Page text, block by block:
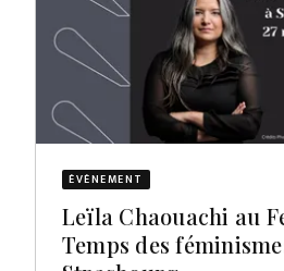
ÉVÈNEMENT
Leïla Chaouachi au
Temps des